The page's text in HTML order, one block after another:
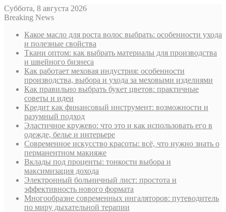
Суббота, 8 августа 2026
Breaking News
Какое масло для роста волос выбрать: особенности ухода
и полезные свойства
Ткани оптом: как выбрать материалы для производства
и швейного бизнеса
Как работает меховая индустрия: особенности
производства, выбора и ухода за меховыми изделиями
Как правильно выбрать букет цветов: практичные
советы и идеи
Кредит как финансовый инструмент: возможности и
разумный подход
Эластичное кружево: что это и как использовать его в
одежде, белье и интерьере
Современное искусство красоты: всё, что нужно знать о
перманентном макияже
Вклады под проценты: тонкости выбора и
максимизация дохода
Электронный больничный лист: простота и
эффективность нового формата
Многообразие современных ингаляторов: путеводитель
по миру дыхательной терапии